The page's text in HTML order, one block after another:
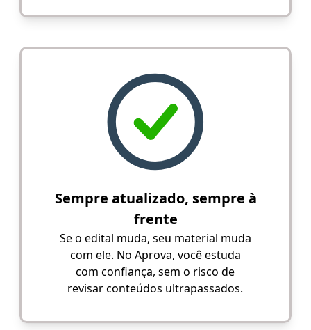
Sempre atualizado, sempre à
frente
Se o edital muda, seu material muda
com ele. No Aprova, você estuda
com confiança, sem o risco de
revisar conteúdos ultrapassados.